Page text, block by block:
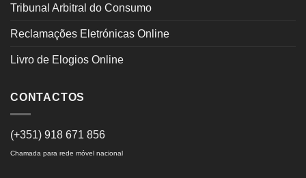
Tribunal Arbitral do Consumo
Reclamações Eletrónicas Online
Livro de Elogios Online
CONTACTOS
(+351) 918 671 856
Chamada para rede móvel nacional